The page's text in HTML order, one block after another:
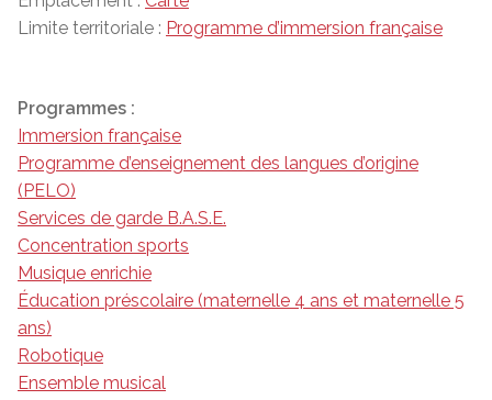
Limite territoriale : Programme d’immersion française
Programmes :
Immersion française
Programme d’enseignement des langues d’origine
(PELO)
Services de garde B.A.S.E.
Concentration sports
Musique enrichie
Éducation préscolaire (maternelle 4 ans et maternelle 5
ans)
Robotique
Ensemble musical